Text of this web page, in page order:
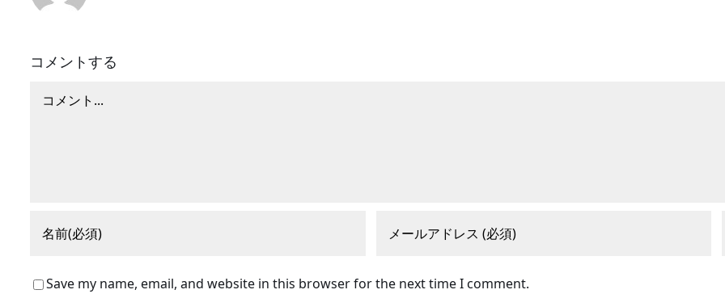
コメントする
Save my name, email, and website in this browser for the next time I comment.